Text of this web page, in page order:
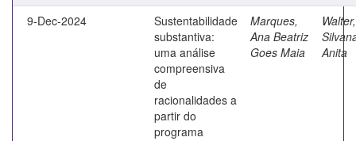
9-Dec-2024
Sustentabilidade
substantiva:
uma análise
compreensiva
de
racionalidades a
partir do
programa
Marques,
Ana Beatriz
Goes Maia
Walter,
Anita